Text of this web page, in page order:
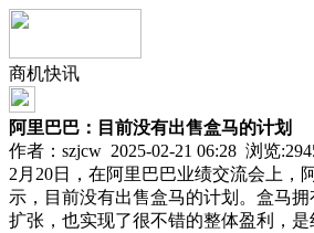
商机快讯
阿里巴巴：目前没有出售盒马的计划
作者：szjcw 2025-02-21 06:28 浏览:
2月20日，在阿里巴巴业绩交流会上，
示，目前没有出售盒马的计划。盒马
扩张，也实现了很不错的整体盈利，